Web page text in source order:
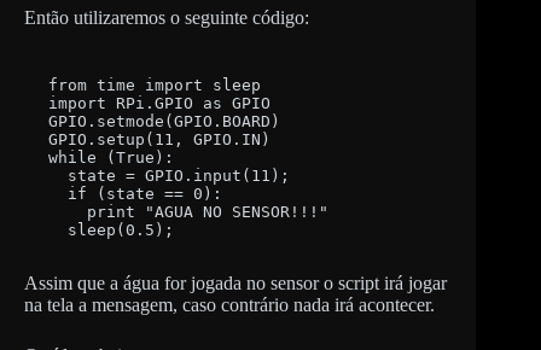
Então utilizaremos o seguinte código:
from time import sleep
import RPi.GPIO as GPIO
GPIO.setmode(GPIO.BOARD)
GPIO.setup(11, GPIO.IN)
while (True):
  state = GPIO.input(11);
  if (state == 0):
    print "AGUA NO SENSOR!!!"
  sleep(0.5);
Assim que a água for jogada no sensor o script irá jogar
na tela a mensagem, caso contrário nada irá acontecer.